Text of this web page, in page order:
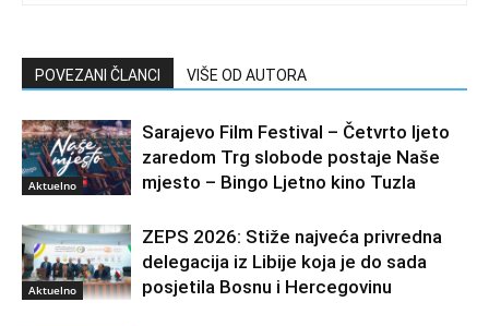
POVEZANI ČLANCI VIŠE OD AUTORA
Aktuelno
Sarajevo Film Festival – Četvrto ljeto
zaredom Trg slobode postaje Naše
mjesto – Bingo Ljetno kino Tuzla
Aktuelno
ZEPS 2026: Stiže najveća privredna
delegacija iz Libije koja je do sada
posjetila Bosnu i Hercegovinu